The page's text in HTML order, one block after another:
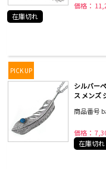
価格：
在庫切れ
PICK UP
シルバー
ス メンズ
商品番号
価格：
在庫切れ